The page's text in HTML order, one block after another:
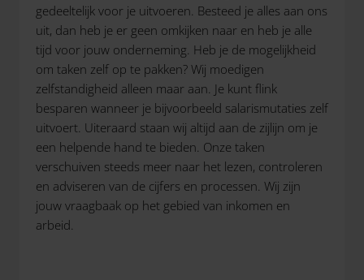
gedeeltelijk voor je uitvoeren. Besteed je alles aan ons
uit, dan heb je er geen omkijken naar en heb je alle
tijd voor jouw onderneming. Heb je de mogelijkheid
om taken zelf op te pakken? Wij moedigen
zelfstandigheid alleen maar aan. Je kunt flink
besparen wanneer je bijvoorbeeld salarismutaties zelf
uitvoert. Uiteraard staan wij altijd aan de zijlijn om je
een helpende hand te bieden. Onze taken
verschuiven steeds meer naar het lezen, controleren
en adviseren van de cijfers en processen. Wij zijn
jouw vraagbaak op het gebied van inkomen en
arbeid.